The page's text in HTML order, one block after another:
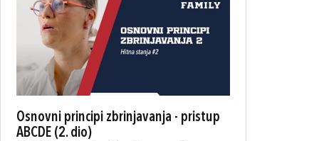
Osnovni principi zbrinjavanja - pristup
ABCDE (2. dio)